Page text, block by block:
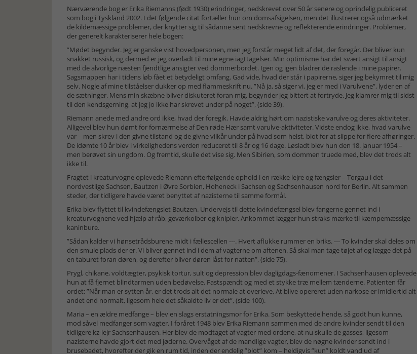
Nærværende bog er Erika Riemanns (født 1930) erindringer, nedskrevet over 50 år senere og oprindelig publiceret
som bog i Tyskland 2002. I det følgende citat fortæller hun om domsafsigelsen, men det illustrerer også udmærket
de kildemæssige problemer, der knytter sig til sådanne sent nedskrevne og reflekterende erindringer. Problemer,
der generelt karakteriserer hele bogen:
”Mødet begynder. Jeg er ganske vist hovedpersonen, men jeg forstår meget lidt af det, der foregår. Der bliver kun
snakket russisk, og dermed er jeg overladt til mine egne iagttagelser. Min optimisme har det svært ansigt til ansigt
med de alvorlige næsten fjendtlige ansigter ved dommerbordet. Igen og igen bladrer de raslende i mine papirer.
Sagsmappen har i tidens løb fået et betydeligt omfang. Gad vide, hvad der står i papirerne, siger jeg bekymret til mig
selv. Nogle af mine tilståelser dukker op med flammeskrift nu. ”Nå ja, så siger vi, jeg er med i Varulvene”, lyder en af
de sætninger. Mens min skæbne bliver diskuteret foran mig, begynder jeg bittert at fortryde. Jeg klamrer mig til sidst
til den kendsgerning, at jeg jo ikke har skrevet under på noget”, (side 39).
Riemann anede med andre ord ikke, hvad der foregik. Havde aldrig hørt om nazistiske varulve og deres aktiviteter.
Alligevel blev hun dømt for fornærmelse af Den røde Hær samt varulve-aktiviteter. Vidste endog ikke, hvad varulve
var – men skrev i den givne tilstand og de givne vilkår under på hvad som helst, blot for at slippe for flere afhøringer.
De idømte 10 år blev i virkelighedens verden reduceret til 8 år og 16 dage. Løsladt blev hun den 18. januar 1954 –
men berøvet sin ungdom. Og fremtid, skulle det vise sig. Men Sibirien, som dommen truede med, blev det trods alt
ikke til.
Fragtet i kreaturvogne oplevede Riemann efterfølgende ophold i en række lejre og fængsler – Torgau i det
nordvestlige Sachsen, Bautzen i Øvre Sorbien, Hoheneck i Sachsen og Sachsenhausen nord for Berlin. Alt sammen
steder, der tidligere havde været benyttet af nazisterne til samme formål.
Erika blev flyttet til kvindefængslet Bautzen. Undervejs til dette kvindefængsel blev fangerne gennet ind i
kreaturvognene ved hjælp af råb, geværkolber og knipler. Ankommet lægger hun straks mærke til kæmpemæssige
kaninbure.
”Sådan kalder vi hønsetrådsburene midt i fællescellen ---. Hvert aflukke rummer en briks. --- To kvinder skal deles om
den smule plads der er. Vi bliver gennet ind i dem af vagterne om aftenen. Så skal man tage tøjet af og lægge det på
en taburet foran døren, og derefter bliver døren låst for natten”, (side 75).
Prygl, chikane, voldtægter, psykisk tortur, sult og depression blev dagligdags-fænomener. I Sachsenhausen oplevede
hun at få fjernet blindtarmen uden bedøvelse. Fastspændt og med et stykke træ mellem tænderne. Patienten får
ordet: ”Når man er sytten år, er det trods alt det normale at overleve. At blive opereret uden narkose er imidlertid alt
andet end normalt, ligesom hele det såkaldte liv er det”, (side 100).
Maria – en ældre medfange – blev en slags erstatningsmor for Erika. Som beskyttede hende, så godt hun kunne,
mod såvel medfanger som vagter. I foråret 1948 blev Erika Riemann sammen med de andre kvinder sendt til den
tidligere kz-lejr Sachsenhausen. Her blev de modtaget af vagter med ordene, at nu skulle de gasses, ligesom
nazisterne havde gjort det med jøderne. Overvåget af de mandlige vagter, blev de nøgne kvinder sendt ind i
brusebadet, hvorefter der gik en rum tid, inden der endelig ”blot” kom – heldigvis ”kun” koldt vand ud af